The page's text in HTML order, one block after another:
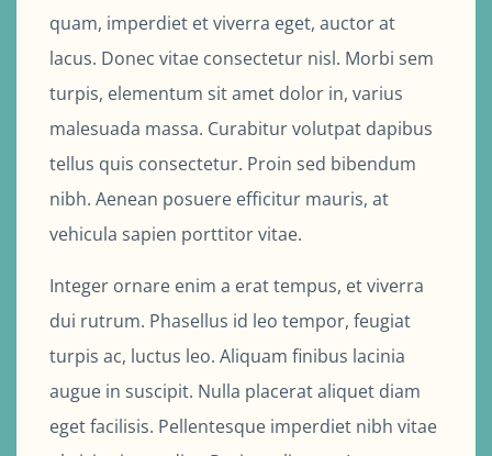
quam, imperdiet et viverra eget, auctor at
lacus. Donec vitae consectetur nisl. Morbi sem
turpis, elementum sit amet dolor in, varius
malesuada massa. Curabitur volutpat dapibus
tellus quis consectetur. Proin sed bibendum
nibh. Aenean posuere efficitur mauris, at
vehicula sapien porttitor vitae.
Integer ornare enim a erat tempus, et viverra
dui rutrum. Phasellus id leo tempor, feugiat
turpis ac, luctus leo. Aliquam finibus lacinia
augue in suscipit. Nulla placerat aliquet diam
eget facilisis. Pellentesque imperdiet nibh vitae